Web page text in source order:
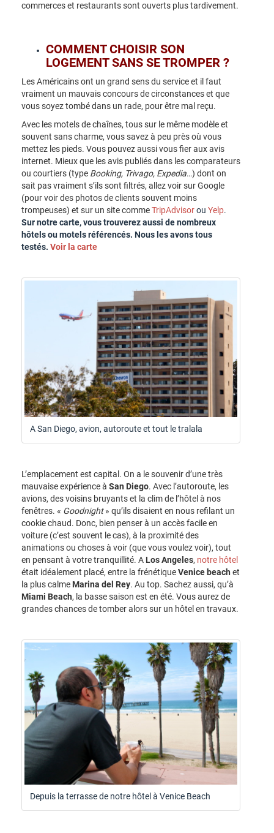
commerces et restaurants sont ouverts plus tardivement.
COMMENT CHOISIR SON
LOGEMENT SANS SE TROMPER ?
Les Américains ont un grand sens du service et il faut
vraiment un mauvais concours de circonstances et que
vous soyez tombé dans un rade, pour être mal reçu.
Avec les motels de chaînes, tous sur le même modèle et
souvent sans charme, vous savez à peu près où vous
mettez les pieds. Vous pouvez aussi vous fier aux avis
internet. Mieux que les avis publiés dans les comparateurs
ou courtiers (type Booking, Trivago, Expedia…) dont on
sait pas vraiment s’ils sont filtrés, allez voir sur Google
(pour voir des photos de clients souvent moins
trompeuses) et sur un site commeTripAdvisorou Yelp.
Sur notre carte, vous trouverez aussi de nombreux
hôtels ou motels référencés. Nous les avons tous
testés. Voir la carte
A San Diego, avion, autoroute et tout le tralala
L’emplacement est capital. On a le souvenir d’une très
mauvaise expérience à San Diego. Avec l’autoroute, les
avions, des voisins bruyants et la clim de l’hôtel à nos
fenêtres. « Goodnight» qu’ils disaient en nous refilant un
cookie chaud. Donc, bien penser à un accès facile en
voiture (c’est souvent le cas), à la proximité des
animations ou choses à voir (que vous voulez voir), tout
en pensant à votre tranquillité. A Los Angeles, notre hôtel
était idéalement placé, entre la frénétiqueVenice beach et
la plus calme Marina del Rey. Au top. Sachez aussi, qu’à
Miami Beach, la basse saison est en été. Vous aurez de
grandes chances de tomber alors sur un hôtel en travaux.
Depuis la terrasse de notre hôtel à Venice Beach